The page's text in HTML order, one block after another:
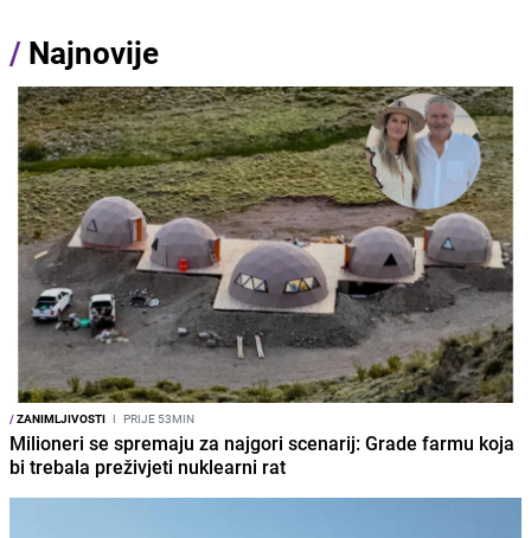
/ Najnovije
/ZANIMLJIVOSTI I PRIJE 53MIN
Milioneri se spremaju za najgori scenarij: Grade farmu koja
bi trebala preživjeti nuklearni rat